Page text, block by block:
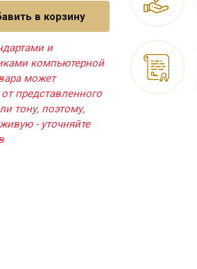
в корзину
и
компьютерной
может
представленного
тону, поэтому,
- уточняйте